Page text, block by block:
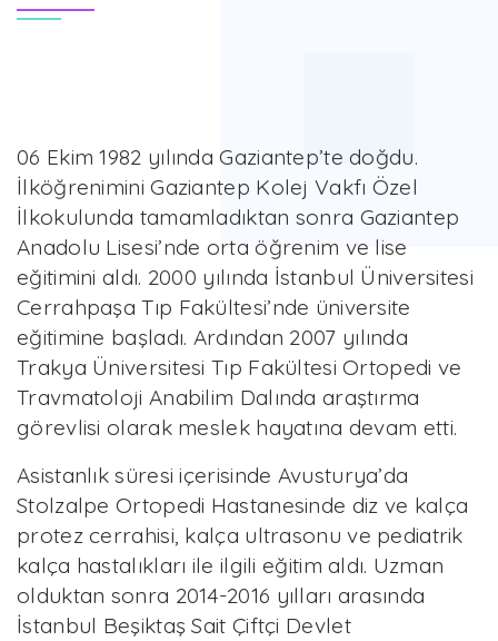
06 Ekim 1982 yılında Gaziantep’te doğdu.
İlköğrenimini Gaziantep Kolej Vakfı Özel
İlkokulunda tamamladıktan sonra Gaziantep
Anadolu Lisesi’nde orta öğrenim ve lise
eğitimini aldı. 2000 yılında İstanbul Üniversitesi
Cerrahpaşa Tıp Fakültesi’nde üniversite
eğitimine başladı. Ardından 2007 yılında
Trakya Üniversitesi Tıp Fakültesi Ortopedi ve
Travmatoloji Anabilim Dalında araştırma
görevlisi olarak meslek hayatına devam etti.
Asistanlık süresi içerisinde Avusturya’da
Stolzalpe Ortopedi Hastanesinde diz ve kalça
protez cerrahisi, kalça ultrasonu ve pediatrik
kalça hastalıkları ile ilgili eğitim aldı. Uzman
olduktan sonra 2014-2016 yılları arasında
İstanbul Beşiktaş Sait Çiftçi Devlet